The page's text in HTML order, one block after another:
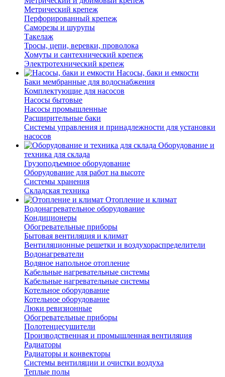
Метрический крепеж
Перфорированный крепеж
Саморезы и шурупы
Такелаж
Тросы, цепи, веревки, проволока
Хомуты и сантехнический крепеж
Электротехнический крепеж
Насосы, баки и емкости
Баки мембранные для водоснабжения
Комплектующие для насосов
Насосы бытовые
Насосы промышленные
Расширительные баки
Системы управления и принадлежности для установки
насосов
Оборудование и
техника для склада
Грузоподъемное оборудование
Оборудование для работ на высоте
Системы хранения
Складская техника
Отопление и климат
Водонагревательное оборудование
Кондиционеры
Обогревательные приборы
Бытовая вентиляция и климат
Вентиляционные решетки и воздухораспределители
Водонагреватели
Водяное напольное отопление
Кабельные нагревательные системы
Кабельные нагревательные системы
Котельное оборудование
Котельное оборудование
Люки ревизионные
Обогревательные приборы
Полотенцесушители
Производственная и промышленная вентиляция
Радиаторы
Радиаторы и конвекторы
Системы вентиляции и очистки воздуха
Теплые полы